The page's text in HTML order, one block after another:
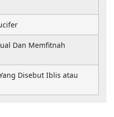
Dan Memfitnah
Disebut Iblis atau